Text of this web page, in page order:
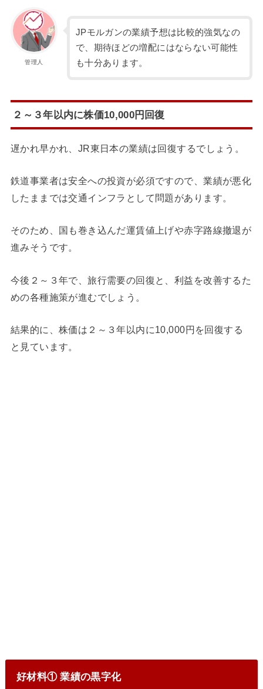
管理人
JPモルガンの業績予想は比較的強気なの
で、期待ほどの増配にはならない可能性
も十分あります。
２～３年以内に株価10,000円回復
遅かれ早かれ、JR東日本の業績は回復するでしょう。
鉄道事業者は安全への投資が必須ですので、業績が悪化
したままでは交通インフラとして問題があります。
そのため、国も巻き込んだ運賃値上げや赤字路線撤退が
進みそうです。
今後２～３年で、旅行需要の回復と、利益を改善するた
めの各種施策が進むでしょう。
結果的に、株価は２～３年以内に10,000円を回復する
と見ています。
好材料① 業績の黒字化